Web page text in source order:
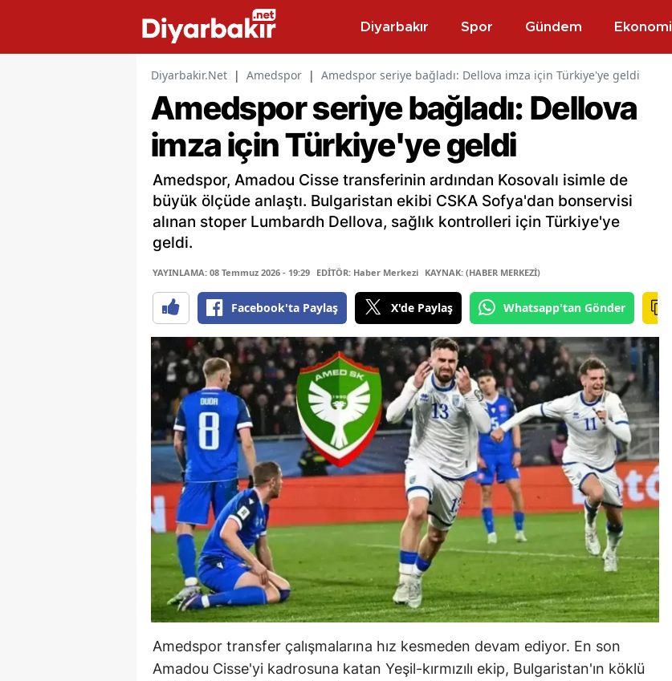
Diyarbakır Spor Gündem Ekonomi
Diyarbakir.Net | Amedspor | Amedspor seriye bağladı: Dellova imza için Türkiye'ye geldi
Amedspor seriye bağladı: Dellova
imza için Türkiye'ye geldi
Amedspor, Amadou Cisse transferinin ardından Kosovalı isimle de
büyük ölçüde anlaştı. Bulgaristan ekibi CSKA Sofya'dan bonservisi
alınan stoper Lumbardh Dellova, sağlık kontrolleri için Türkiye'ye
geldi.
YAYINLAMA: 08 Temmuz 2026 - 19:29 EDİTÖR: Haber Merkezi KAYNAK: (HABER MERKEZİ)
Facebook'ta Paylaş X'de Paylaş Whatsapp'tan Gönder
Amedspor transfer çalışmalarına hız kesmeden devam ediyor. En son
Amadou Cisse'yi kadrosuna katan Yeşil-kırmızılı ekip, Bulgaristan'ın köklü